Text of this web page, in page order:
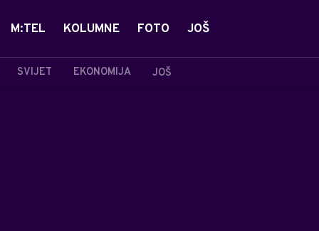
SVIJET EKONOMIJA JOŠ
M:TEL KOLUMNE FOTO JOŠ